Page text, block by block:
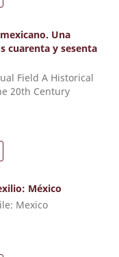
Una
cuarenta y sesenta
Field A Historical
20th Century
México
Mexico